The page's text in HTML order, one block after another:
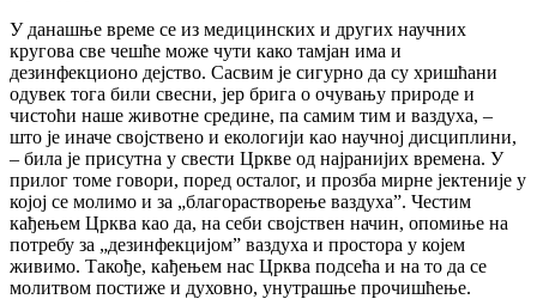
У данашње време се из медицинских и других научних
кругова све чешће може чути како тамјан има и
дезинфекционо дејство. Сасвим је сигурно да су хришћани
одувек тога били свесни, јер брига о очувању природе и
чистоћи наше животне средине, па самим тим и ваздуха, –
што је иначе својствено и екологији као научној дисциплини,
– била је присутна у свести Цркве од најранијих времена. У
прилог томе говори, поред осталог, и прозба мирне јектеније у
којој се молимо и за „благорастворење ваздухаˮ. Честим
кађењем Црква као да, на себи својствен начин, опомиње на
потребу за „дезинфекцијомˮ ваздуха и простора у којем
живимо. Такође, кађењем нас Црква подсећа и на то да се
молитвом постиже и духовно, унутрашње прочишћење.